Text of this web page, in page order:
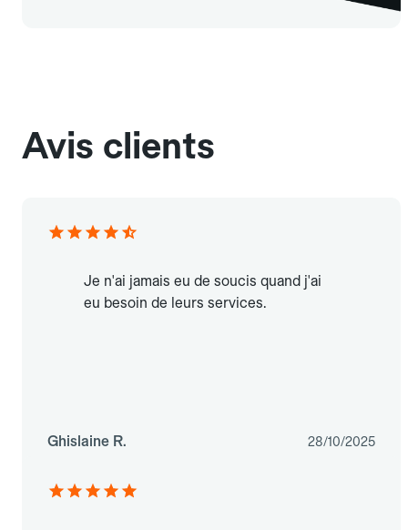
Avis clients
Je n'ai jamais eu de soucis quand j'ai
eu besoin de leurs services.
Ghislaine R. 28/10/2025